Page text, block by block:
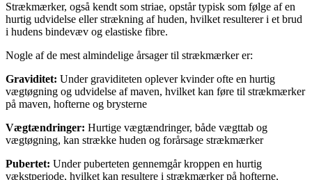
Strækmærker, også kendt som striae, opstår typisk som følge af en
hurtig udvidelse eller strækning af huden, hvilket resulterer i et brud
i hudens bindevæv og elastiske fibre.
Nogle af de mest almindelige årsager til strækmærker er:
Graviditet: Under graviditeten oplever kvinder ofte en hurtig
vægtøgning og udvidelse af maven, hvilket kan føre til strækmærker
på maven, hofterne og brysterne
Vægtændringer: Hurtige vægtændringer, både vægttab og
vægtøgning, kan strække huden og forårsage strækmærker
Pubertet: Under puberteten gennemgår kroppen en hurtig
vækstperiode, hvilket kan resultere i strækmærker på hofterne,